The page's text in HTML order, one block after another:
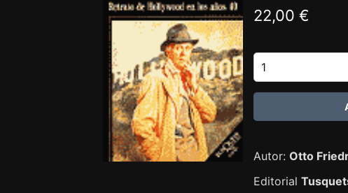
22,00 €
Autor: Otto
Editorial